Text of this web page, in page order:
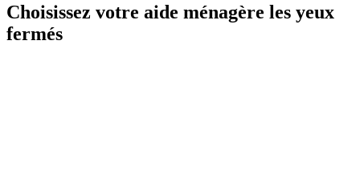
Choisissez votre aide ménagère les yeux
fermés